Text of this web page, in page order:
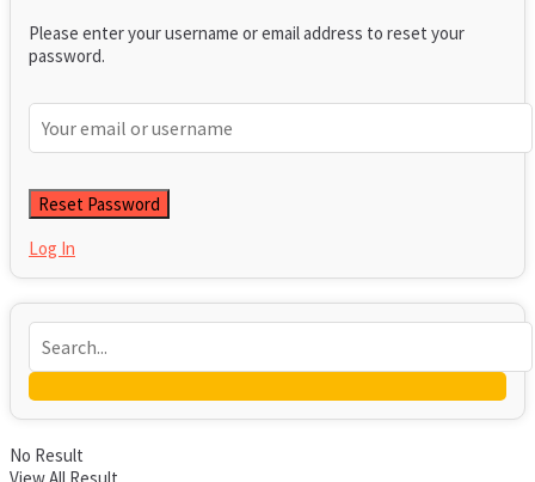
Please enter your username or email address to reset your
password.
Log In
No Result